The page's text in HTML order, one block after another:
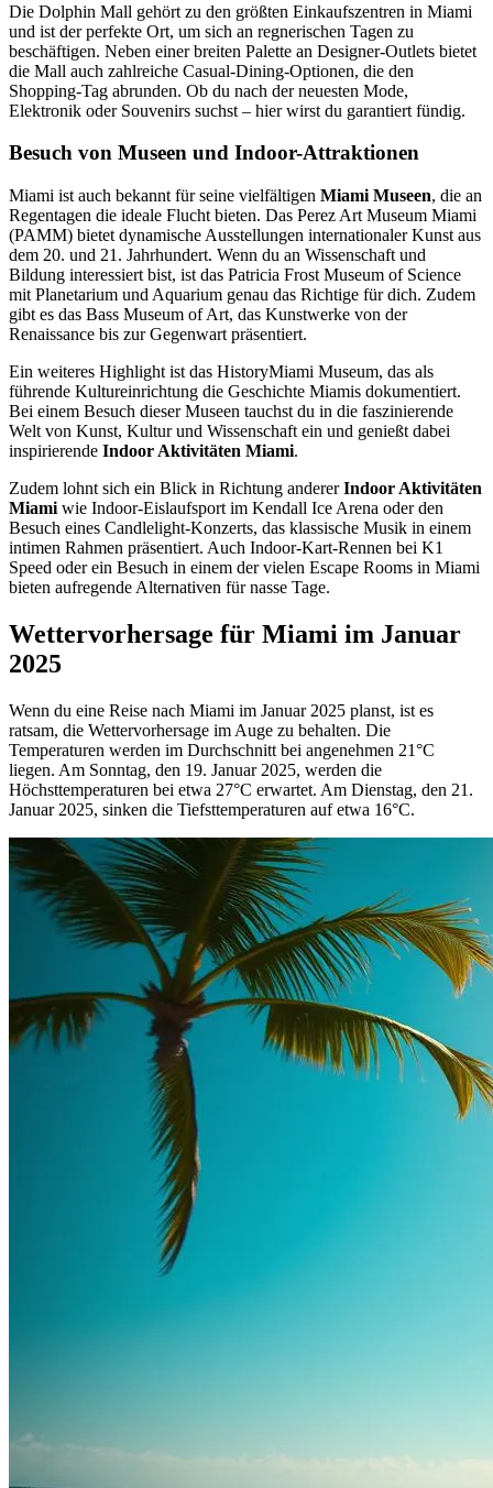
Die Dolphin Mall gehört zu den größten Einkaufszentren in Miami
und ist der perfekte Ort, um sich an regnerischen Tagen zu
beschäftigen. Neben einer breiten Palette an Designer-Outlets bietet
die Mall auch zahlreiche Casual-Dining-Optionen, die den
Shopping-Tag abrunden. Ob du nach der neuesten Mode,
Elektronik oder Souvenirs suchst – hier wirst du garantiert fündig.
Besuch von Museen und Indoor-Attraktionen
Miami ist auch bekannt für seine vielfältigen Miami Museen, die an
Regentagen die ideale Flucht bieten. Das Perez Art Museum Miami
(PAMM) bietet dynamische Ausstellungen internationaler Kunst aus
dem 20. und 21. Jahrhundert. Wenn du an Wissenschaft und
Bildung interessiert bist, ist das Patricia Frost Museum of Science
mit Planetarium und Aquarium genau das Richtige für dich. Zudem
gibt es das Bass Museum of Art, das Kunstwerke von der
Renaissance bis zur Gegenwart präsentiert.
Ein weiteres Highlight ist das HistoryMiami Museum, das als
führende Kultureinrichtung die Geschichte Miamis dokumentiert.
Bei einem Besuch dieser Museen tauchst du in die faszinierende
Welt von Kunst, Kultur und Wissenschaft ein und genießt dabei
inspirierende Indoor Aktivitäten Miami.
Zudem lohnt sich ein Blick in Richtung andererIndoor Aktivitäten
Miami wie Indoor-Eislaufsport im Kendall Ice Arena oder den
Besuch eines Candlelight-Konzerts, das klassische Musik in einem
intimen Rahmen präsentiert. Auch Indoor-Kart-Rennen bei K1
Speed oder ein Besuch in einem der vielen Escape Rooms in Miami
bieten aufregende Alternativen für nasse Tage.
Wettervorhersage für Miami im Januar
2025
Wenn du eine Reise nach Miami im Januar 2025 planst, ist es
ratsam, die Wettervorhersage im Auge zu behalten. Die
Temperaturen werden im Durchschnitt bei angenehmen 21°C
liegen. Am Sonntag, den 19. Januar 2025, werden die
Höchsttemperaturen bei etwa 27°C erwartet. Am Dienstag, den 21.
Januar 2025, sinken die Tiefsttemperaturen auf etwa 16°C.